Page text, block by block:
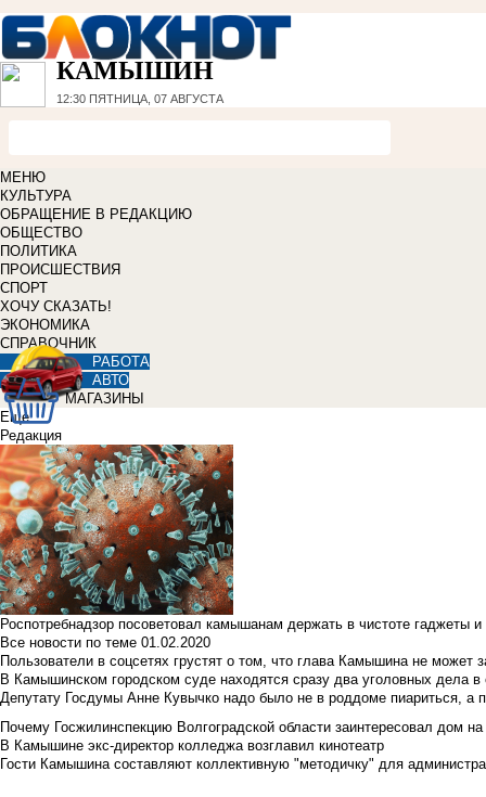
КАМЫШИН
12:30 ПЯТНИЦА, 07 АВГУСТА
МЕНЮ
КУЛЬТУРА
ОБРАЩЕНИЕ В РЕДАКЦИЮ
ОБЩЕСТВО
ПОЛИТИКА
ПРОИСШЕСТВИЯ
СПОРТ
ХОЧУ СКАЗАТЬ!
ЭКОНОМИКА
СПРАВОЧНИК
РАБОТА
АВТО
МАГАЗИНЫ
Еще
Редакция
Роспотребнадзор посоветовал камышанам держать в чистоте гаджеты
Все новости по теме 01.02.2020
Пользователи в соцсетях грустят о том, что глава Камышина не может
В Камышинском городском суде находятся сразу два уголовных дела
Депутату Госдумы Анне Кувычко надо было не в роддоме пиариться, а
Почему Госжилинспекцию Волгоградской области заинтересовал дом
В Камышине экс-директор колледжа возглавил кинотеатр
Гости Камышина составляют коллективную "методичку" для